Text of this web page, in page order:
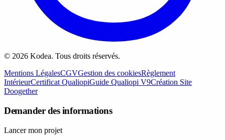
© 2026 Kodea. Tous droits réservés.
Mentions LégalesCGVGestion des cookiesRèglement
IntérieurCertificat QualiopiGuide Qualiopi V9Création Site
Doogether
Demander des informations
Lancer mon projet